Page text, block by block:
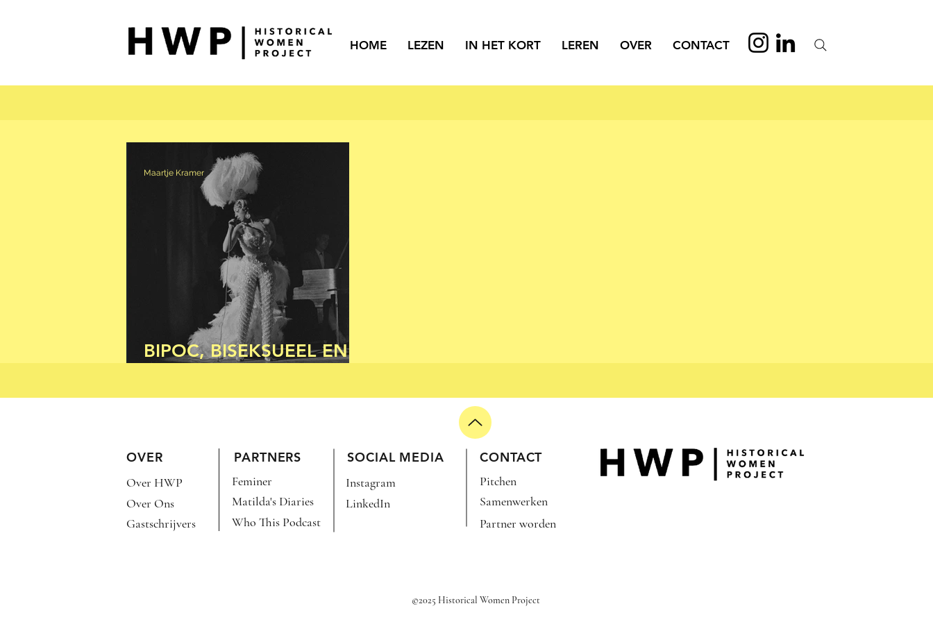
HOME LEZEN IN HET KORT LEREN OVER CONTACT
BIPOC, BISEKSUEEL EN
Maartje Kramer
OVER PARTNERS SOCIAL MEDIA CONTACT
Over HWP
Over Ons
Pitchen
Samenwerken
Instagram
Feminer
Matilda's Diaries
LinkedIn
Gastschrijvers
Who This Podcast Partner worden
©2025 Historical Women Project